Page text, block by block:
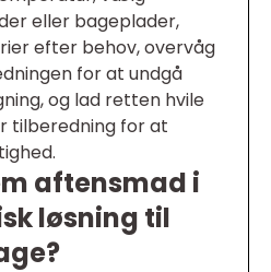
eller bageplader,
efter behov, overvåg
for at undgå
og lad retten hvile
tilberedning for at
aftensmad i
løsning til